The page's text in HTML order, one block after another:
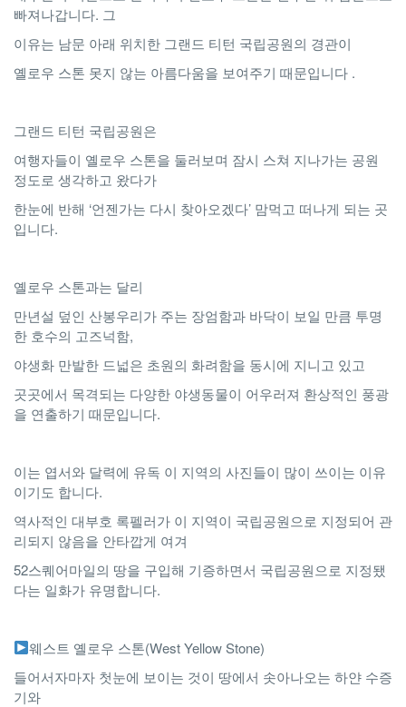
빠져나갑니다. 그
이유는 남문 아래 위치한 그랜드 티턴 국립공원의 경관이
옐로우 스톤 못지 않는 아름다움을 보여주기 때문입니다 .
그랜드 티턴 국립공원은
여행자들이 옐로우 스톤을 둘러보며 잠시 스쳐 지나가는 공원
정도로 생각하고 왔다가
한눈에 반해 ‘언젠가는 다시 찾아오겠다’ 맘먹고 떠나게 되는 곳
입니다.
옐로우 스톤과는 달리
만년설 덮인 산봉우리가 주는 장엄함과 바닥이 보일 만큼 투명
한 호수의 고즈넉함,
야생화 만발한 드넓은 초원의 화려함을 동시에 지니고 있고
곳곳에서 목격되는 다양한 야생동물이 어우러져 환상적인 풍광
을 연출하기 때문입니다.
이는 엽서와 달력에 유독 이 지역의 사진들이 많이 쓰이는 이유
이기도 합니다.
역사적인 대부호 록펠러가 이 지역이 국립공원으로 지정되어 관
리되지 않음을 안타깝게 여겨
52스퀘어마일의 땅을 구입해 기증하면서 국립공원으로 지정됐
다는 일화가 유명합니다.
웨스트 옐로우 스톤(West Yellow Stone)
들어서자마자 첫눈에 보이는 것이 땅에서 솟아나오는 하얀 수증
기와